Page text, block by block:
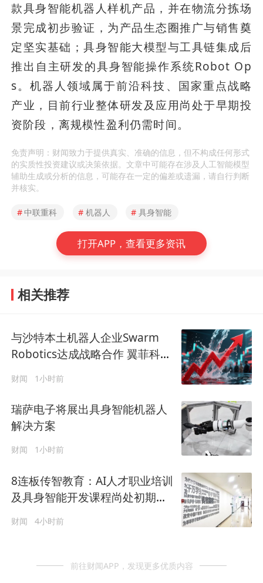
款具身智能机器人样机产品，并在物流分拣场
景完成初步验证，为产品生态圈推广与销售奠
定坚实基础；具身智能大模型与工具链集成后
推出自主研发的具身智能操作系统Robot Op
s。机器人领域属于前沿科技、国家重点战略
产业，目前行业整体研发及应用尚处于早期投
资阶段，离规模性盈利仍需时间。
免责声明：财闻致力于提供真实、准确的信息，但不构成任何形式
的实质性投资建议或决策依据。文章中可能存在涉及人工智能模型
辅助生成或分析的信息，可能存在一定的偏差或遗漏，请自行判断
并核实。
#中联重科 # 机器人 # 具身智能
打开APP，查看更多资讯
相关推荐
与沙特本土机器人企业Swarm
Robotics达成战略合作 翼菲科技
早盘涨超8%
财闻 1小时前
瑞萨电子将展出具身智能机器人
解决方案
财闻 1小时前
8连板传智教育：AI人才职业培训
及具身智能开发课程尚处初期阶
财闻 4小时前
前往财闻APP，发现更多优质内容